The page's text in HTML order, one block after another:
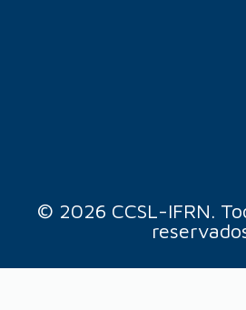
© 2026 CCSL-IFRN.